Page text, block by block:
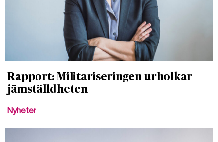
Rapport: Militariseringen urholkar
jämställdheten
Nyheter